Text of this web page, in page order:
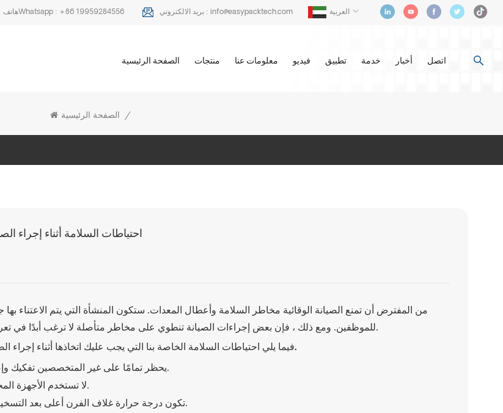
العربية هاتفWhatsapp : +86 19959284556 بريد الالكتروني : info@easypacktech.com
الصفحة الرئيسية منتجات معلومات عنا فيديو تطبيق خدمة أخبار اتصل
الصفحة الرئيسية /
احتياطات السلامة أثناء إجراء
من المفترض أن تمنع الصيانة الوقائية مخاطر السلامة وأعطال المعدات. ستكون المنشأة التي يتم الاعتناء بها
للموظفين. ومع ذلك ، فإن بعض إجراءات الصيانة تنطوي على مخاطر متأصلة لا ترغب أبدًا في تعريض موظفيك لها.
فيما يلي احتياطات السلامة الخاصة بنا التي يجب عليك اتخاذها أثناء إجراء الصيانة على جهازك.
يحظر تمامًا على غير المتخصصين تفكيك وإصلاح الآلات.
لا تستخدم الأجهزة المحمولة الحية.
تكون درجة حرارة غلاف الفرن أعلى بعد التسخين. لا تلمسه.